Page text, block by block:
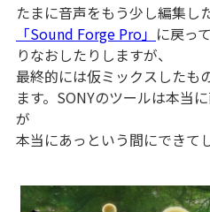
たまに音声をもう少し編集し
「Sound Forge Pro」 に戻っ
りなおしたりしますが、
最終的には仮ミックスしたも
ます。SONYのツールは本当
が
本当にあっという間にできて